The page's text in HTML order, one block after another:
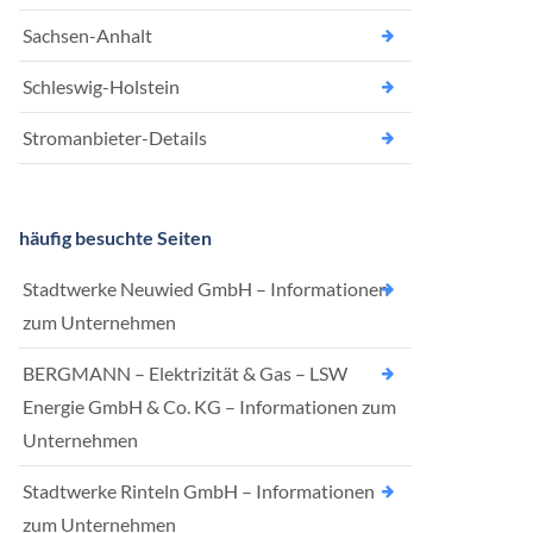
Sachsen-Anhalt
Schleswig-Holstein
Stromanbieter-Details
häufig besuchte Seiten
Stadtwerke Neuwied GmbH – Informationen
zum Unternehmen
BERGMANN – Elektrizität & Gas – LSW
Energie GmbH & Co. KG – Informationen zum
Unternehmen
Stadtwerke Rinteln GmbH – Informationen
zum Unternehmen